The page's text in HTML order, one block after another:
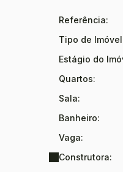
Referência:
Tipo de
Estágio do
Quartos:
Sala:
Banheiro:
Vaga:
Construtora: